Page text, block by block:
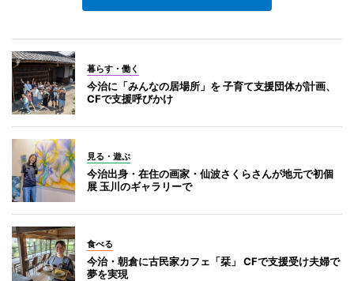
暮らす・働く
今治に「みんなの居場所」を 子育て支援団体が計画、
CFで支援呼びかけ
見る・遊ぶ
今治出身・在住の画家・仙波さくらさんが地元で初個
展 玉川のギャラリーで
食べる
今治・朝倉に古民家カフェ「栞」 CFで支援受け夫婦で
夢を実現